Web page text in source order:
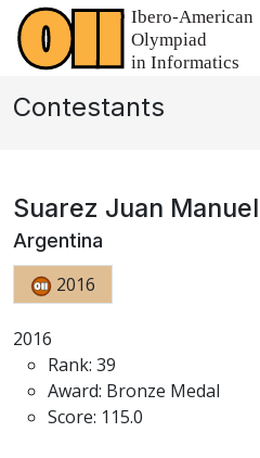
Contestants
Suarez Juan Manuel
Argentina
2016
2016
Rank: 39
Award: Bronze Medal
Score: 115.0